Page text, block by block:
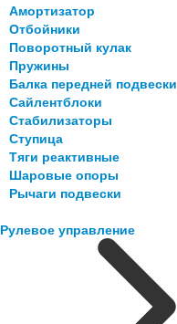
Амортизатор
Отбойники
Поворотный кулак
Пружины
Балка передней подвески
Сайлентблоки
Стабилизаторы
Ступица
Тяги реактивные
Шаровые опоры
Рычаги подвески
Рулевое управление